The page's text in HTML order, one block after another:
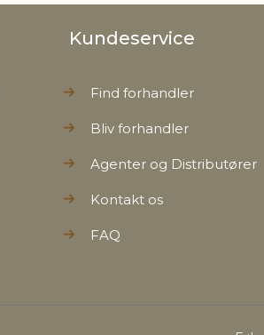
Kundeservice
Find forhandler
Bliv forhandler
Agenter og Distributører
Kontakt os
FAQ